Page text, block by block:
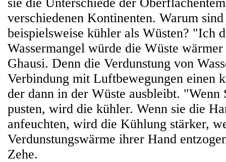
verschiedenen Kontinenten. Warum
beispielsweise kühler als Wüsten? "Ich
Wassermangel würde die Wüste
Ghausi. Denn die Verdunstung von
Verbindung mit Luftbewegungen einen
der dann in der Wüste ausbleibt. "Wenn
pusten, wird die kühler. Wenn sie die
anfeuchten, wird die Kühlung stärker,
Verdunstungswärme ihrer Hand
Zehe.